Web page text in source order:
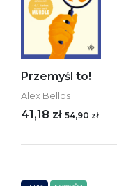
Przemyśl to!
Alex Bellos
41,18 zł 54,90 zł